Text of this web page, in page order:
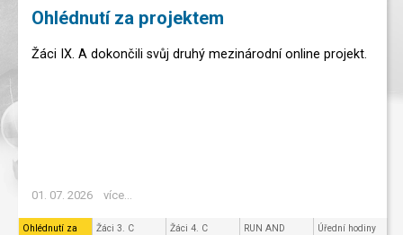
Ohlédnutí za
Žáci 3. C
Žáci 4. C
RUN AND
Úřední hodiny
Ohlédnutí za projektem
Žáci IX. A dokončili svůj druhý mezinárodní online projekt.
01. 07. 2026 více...